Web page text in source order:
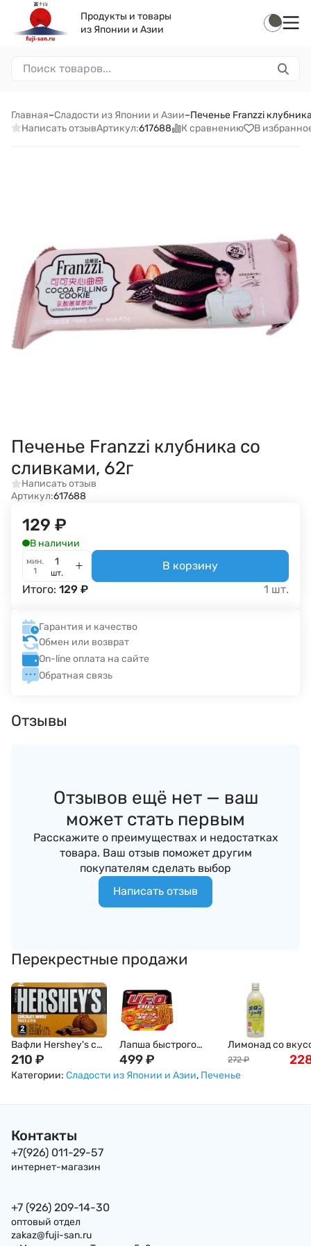
Продукты и товары
из Японии и Азии
Главная–Сладости из Японии и Азии–Печенье Franzzi
Написать отзывАртикул:617688 К сравнению В
Печенье Franzzi клубника со
сливками, 62г
Написать отзыв
Артикул:617688
129 ₽
В наличии
мин.
1
шт.
В корзину
Итого: 129 ₽ 1 шт.
Гарантия и качество
Обмен или возврат
On-line оплата на сайте
Обратная связь
Отзывы
Отзывов ещё нет — ваш
может стать первым
Расскажите о преимуществах и недостатках
товара. Ваш отзыв поможет другим
покупателям сделать выбор
Написать отзыв
Перекрестные продажи
Вафли Hershey's с
шоколадом, 55г
210 ₽
Лапша быстрого
приготовления
Nissin: UFO Big
499₽
Лимонад со
дыни SANGARIA
Рамунэ, Япония,
272 ₽
Категории: Сладости из Японии и Азии, Печенье
Контакты
+7(926) 011-29-57
интернет-магазин
+7 (926) 209-14-30
оптовый отдел
zakaz@fuji-san.ru